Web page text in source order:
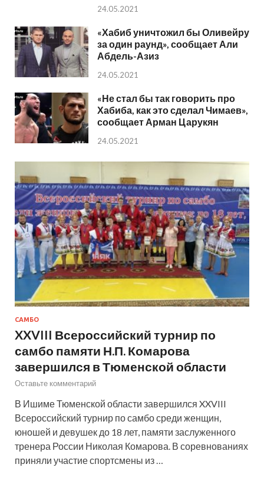
24.05.2021
«Хабиб уничтожил бы Оливейру
за один раунд», сообщает Али
Абдель-Азиз
24.05.2021
«Не стал бы так говорить про
Хабиба, как это сделал Чимаев»,
сообщает Арман Царукян
24.05.2021
САМБО
XXVIII Всероссийский турнир по
самбо памяти Н.П. Комарова
завершился в Тюменской области
Оставьте комментарий
В Ишиме Тюменской области завершился XXVIII
Всероссийский турнир по самбо среди женщин,
юношей и девушек до 18 лет, памяти заслуженного
тренера России Николая Комарова. В соревнованиях
приняли участие спортсмены из …